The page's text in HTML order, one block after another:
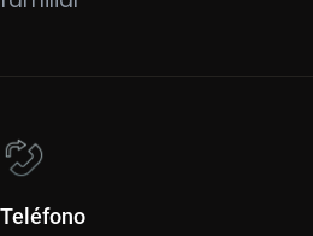
Teléfono